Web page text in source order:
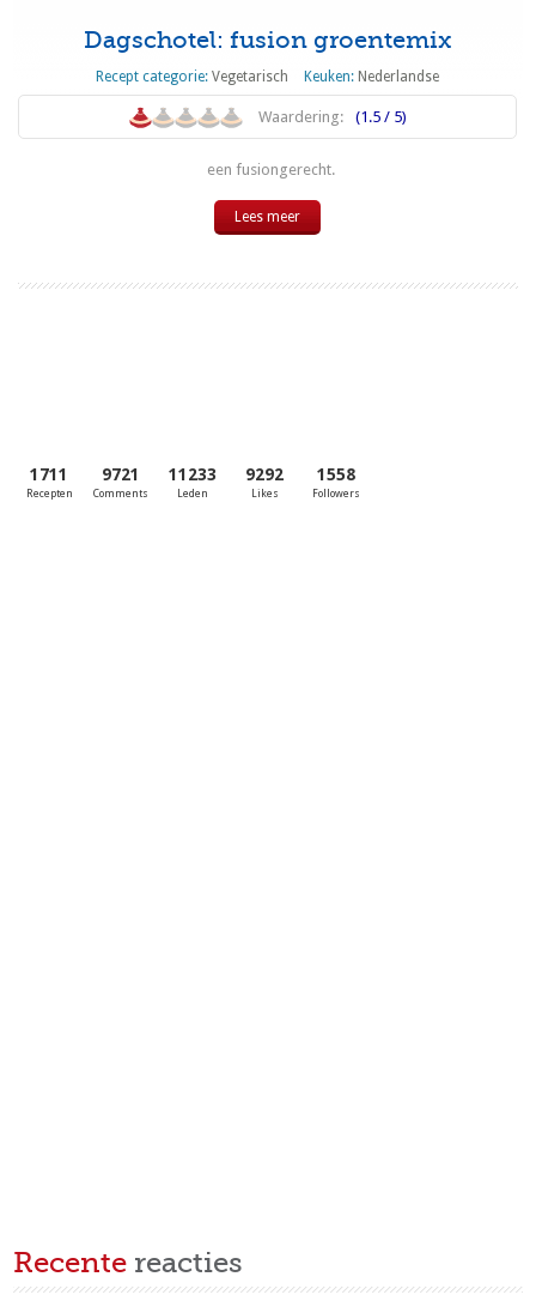
Dagschotel: fusion groentemix
Recept categorie:Vegetarisch Keuken: Nederlandse
Waardering: (1.5 / 5)
een fusiongerecht.
Lees meer
1711
Recepten
9721
Comments
11233
Leden
9292
Likes
1558
Followers
Recente reacties